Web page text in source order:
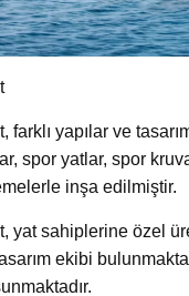
farklı yapılar ve
spor yatlar, spor
inşa edilmiştir.
yat sahiplerine özel
ekibi